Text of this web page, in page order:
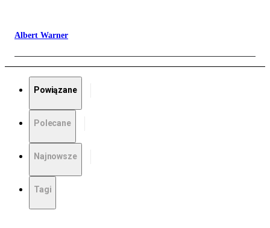
Albert Warner
Powiązane
Polecane
Najnowsze
Tagi